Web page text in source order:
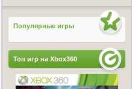
Популярные игры
Топ игр на Xbox360